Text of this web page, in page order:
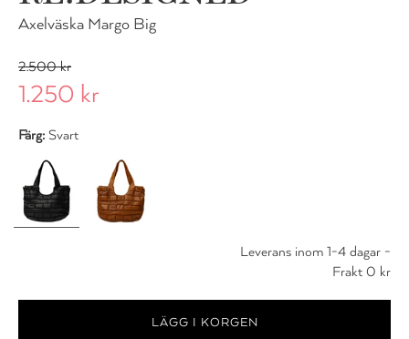
Axelväska Margo Big
2.500 kr
1.250 kr
Färg: Svart
Leverans inom 1-4 dagar -
Frakt 0 kr